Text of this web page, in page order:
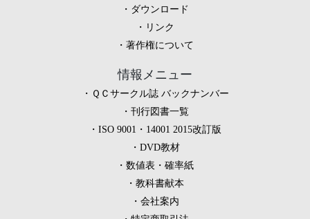
ダウンロード
リンク
著作権について
情報メニュー
ＱＣサークル誌 バックナンバー
刊行図書一覧
ISO 9001・14001 2015改訂版
DVD教材
数値表・確率紙
教科書献本
会社案内